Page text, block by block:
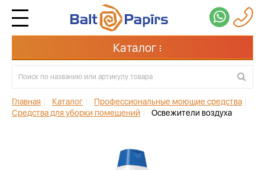
Каталог
Главная Каталог Профессиональные моющие средства
Средства для уборки помещений
Освежители воздуха